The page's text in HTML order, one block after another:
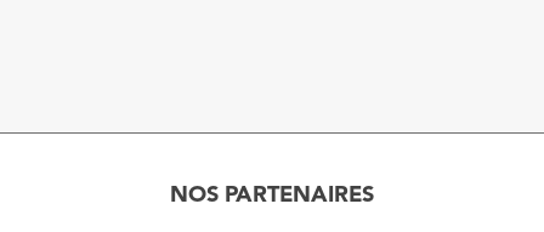
NOS PARTENAIRES